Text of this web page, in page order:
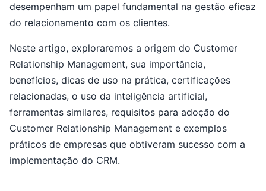
desempenham um papel fundamental na gestão eficaz
do relacionamento com os clientes.
Neste artigo, exploraremos a origem do Customer
Relationship Management, sua importância,
benefícios, dicas de uso na prática, certificações
relacionadas, o uso da inteligência artificial,
ferramentas similares, requisitos para adoção do
Customer Relationship Management e exemplos
práticos de empresas que obtiveram sucesso com a
implementação do CRM.